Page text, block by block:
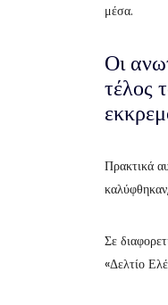
μέσα.
Οι
τέλος
Πρακτικά
Σε
«Δελτίο